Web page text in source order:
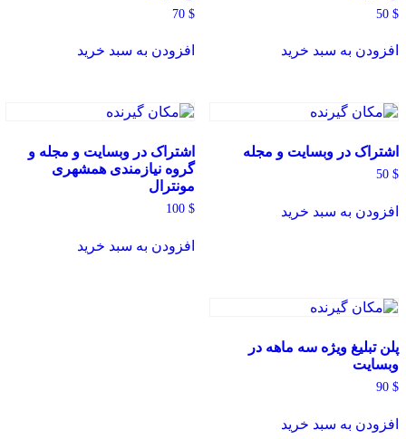
50 $
افزودن به سبد خرید
70$
افزودن به سبد خرید
اشتراک در وبسایت و مجله
50 $
افزودن به سبد خرید
اشتراک در وبسایت و مجله و
گروه نیازمندی همشهری
مونترال
100$
افزودن به سبد خرید
پلن تبلیغ ویژه سه ماهه در
وبسایت
90 $
افزودن به سبد خرید